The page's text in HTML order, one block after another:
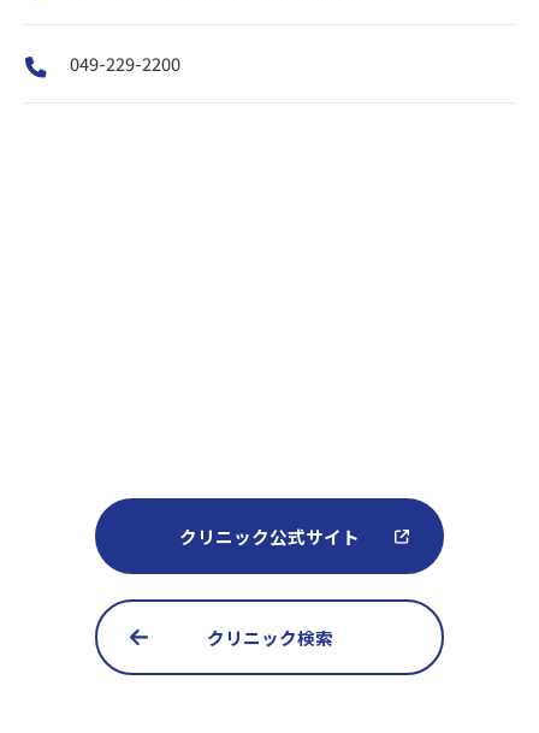
049-229-2200
クリニック公式サイト
クリニック検索